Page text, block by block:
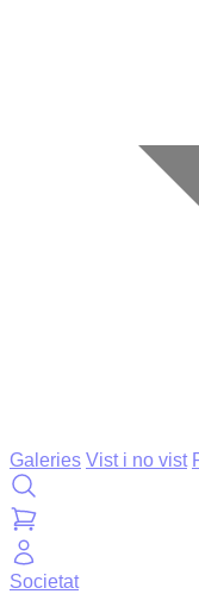
Galeries Vist i no vist
Societat